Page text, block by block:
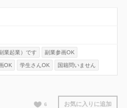
業起業）です 副業参画OK
OK 学生さんOK 国籍問いません
6 お気に入りに追加